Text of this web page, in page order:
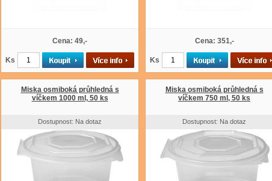
Cena: 49,-
Ks
Cena: 351,-
Ks
Miska osmiboká průhledná s
víčkem 1000 ml, 50 ks
Dostupnost: Na dotaz
Miska osmiboká průhledná s
víčkem 750 ml, 50 ks
Dostupnost: Na dotaz